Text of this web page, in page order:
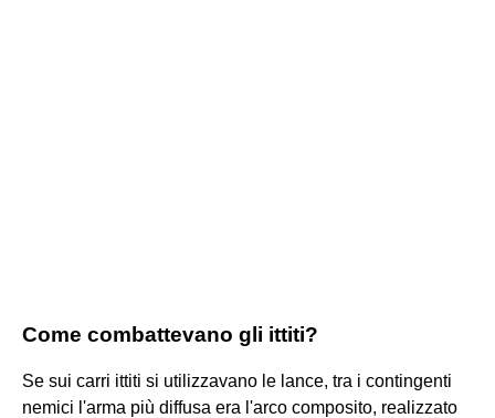
Come combattevano gli ittiti?
Se sui carri ittiti si utilizzavano le lance, tra i contingenti
nemici l'arma più diffusa era l'arco composito, realizzato